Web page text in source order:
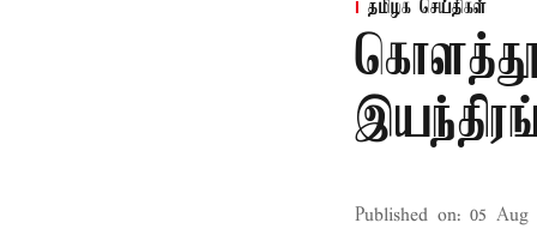
தமிழக செய்திகள்
Published on: 05 Aug